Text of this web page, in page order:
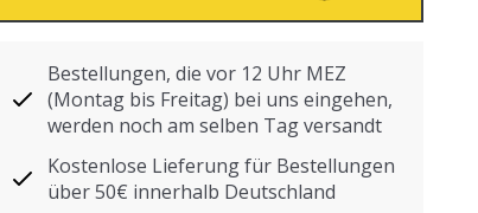
Bestellungen, die vor 12 Uhr MEZ
(Montag bis Freitag) bei uns eingehen,
werden noch am selben Tag versandt
Kostenlose Lieferung für Bestellungen
über 50€ innerhalb Deutschland